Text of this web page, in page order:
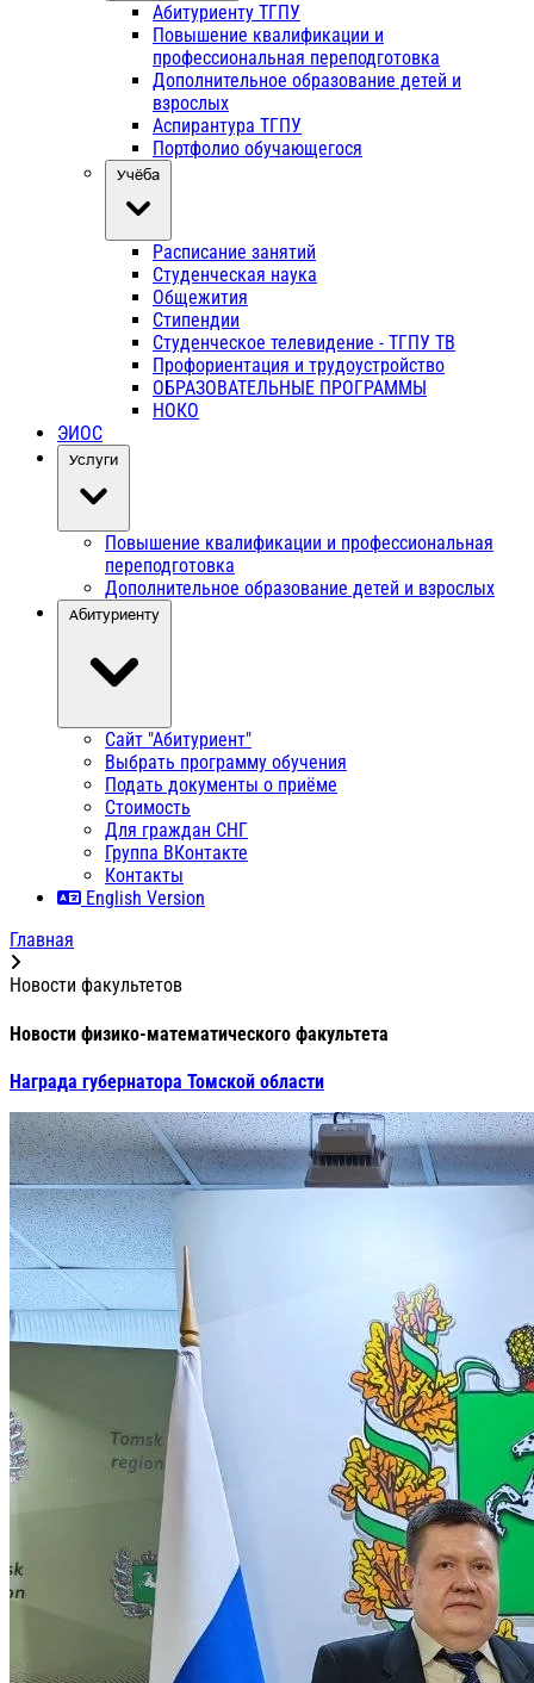
Абитуриенту ТГПУ
Повышение квалификации и
профессиональная переподготовка
Дополнительное образование детей и
взрослых
Аспирантура ТГПУ
Портфолио обучающегося
Учёба
Расписание занятий
Студенческая наука
Общежития
Стипендии
Студенческое телевидение - ТГПУ ТВ
Профориентация и трудоустройство
ОБРАЗОВАТЕЛЬНЫЕ ПРОГРАММЫ
НОКО
ЭИОС
Услуги
Повышение квалификации и профессиональная
переподготовка
Дополнительное образование детей и взрослых
Абитуриенту
Сайт "Абитуриент"
Выбрать программу обучения
Подать документы о приёме
Стоимость
Для граждан СНГ
Группа ВКонтакте
Контакты
English Version
Главная
Новости факультетов
Новости физико-математического факультета
Награда губернатора Томской области